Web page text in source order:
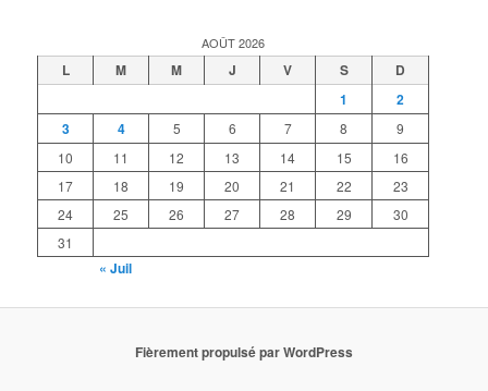
AOÛT 2026
L M M J V S
D
1
2
3
4 5 6 7 8
9
10
11 12 13 14 15
16
17
18 19 20 21 22
23
24
25 26 27 28 29
30
31
« Juil
Fièrement propulsé par WordPress